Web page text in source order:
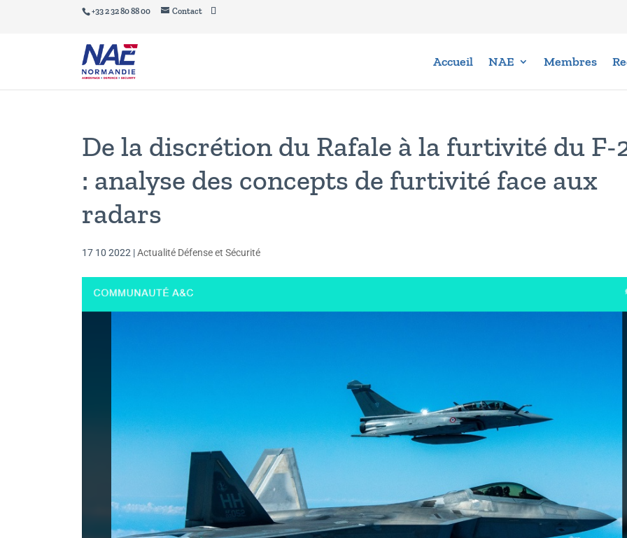
+33 2 32 80 88 00 Contact
Accueil NAE Membres
De la discrétion du Rafale à la furtivité du F-
: analyse des concepts de furtivité face aux
radars
17 10 2022 |Actualité Défense et Sécurité